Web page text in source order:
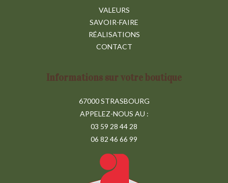
VALEURS
SAVOIR-FAIRE
RÉALISATIONS
CONTACT
Informations sur votre boutique
67000 STRASBOURG
APPELEZ-NOUS AU :
03 59 28 44 28
06 82 46 66 99